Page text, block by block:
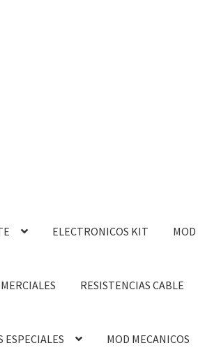
ELECTRONICOS KIT MOD
RESISTENCIAS CABLE
ESPECIALES MOD MECANICOS